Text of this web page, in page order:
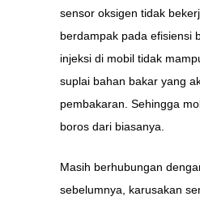
sensor oksigen tidak
berdampak pada efisiensi
injeksi di mobil tidak
suplai bahan bakar yang
pembakaran. Sehingga
boros dari biasanya.
Masih berhubungan
sebelumnya, karusakan